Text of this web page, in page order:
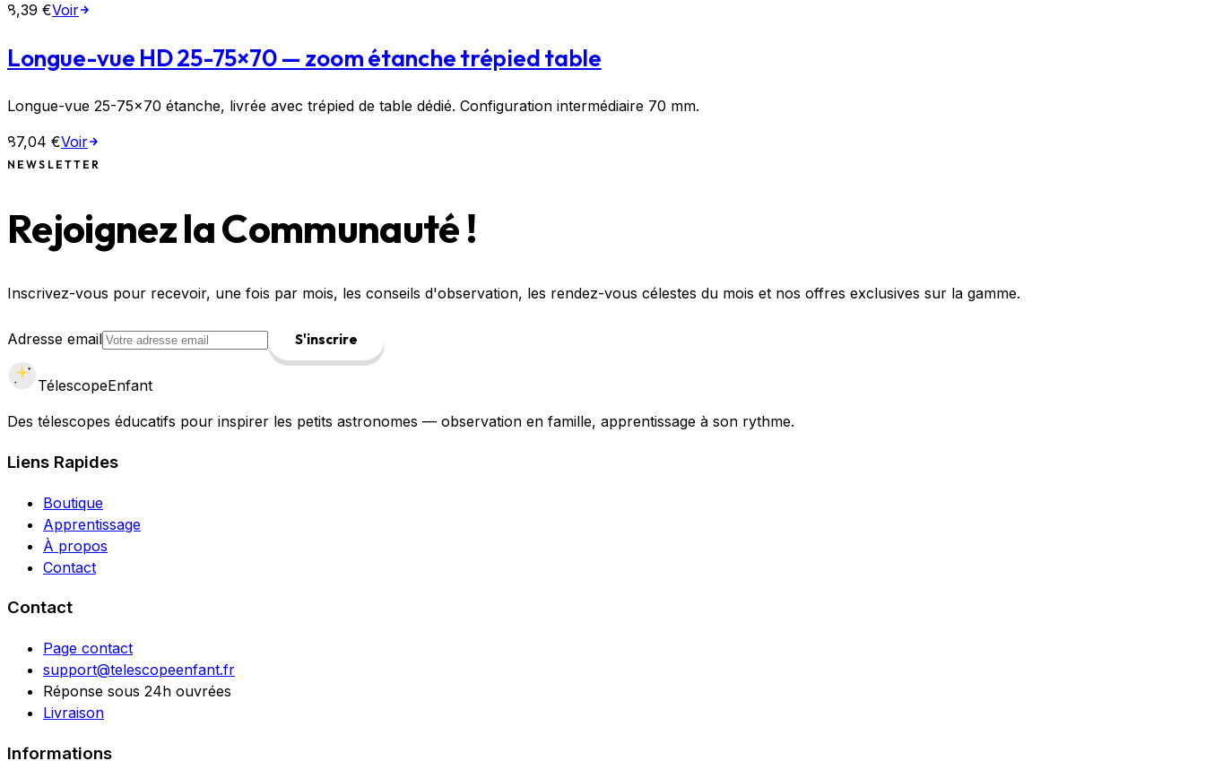
8,39 €Voir
Longue-vue HD 25-75×70 — zoom étanche trépied table
Longue-vue 25-75×70 étanche, livrée avec trépied de table dédié. Configuration intermédiaire 70 mm.
87,04 €Voir
NEWSLETTER
Rejoignez la Communauté !
Inscrivez-vous pour recevoir, une fois par mois, les conseils d'observation, les rendez-vous célestes du mois et nos offres exclusives sur la gamme.
Adresse email S'inscrire
TélescopeEnfant
Des télescopes éducatifs pour inspirer les petits astronomes — observation en famille, apprentissage à son rythme.
Liens Rapides
Boutique
Apprentissage
À propos
Contact
Contact
Page contact
support@telescopeenfant.fr
Réponse sous 24h ouvrées
Livraison
Informations